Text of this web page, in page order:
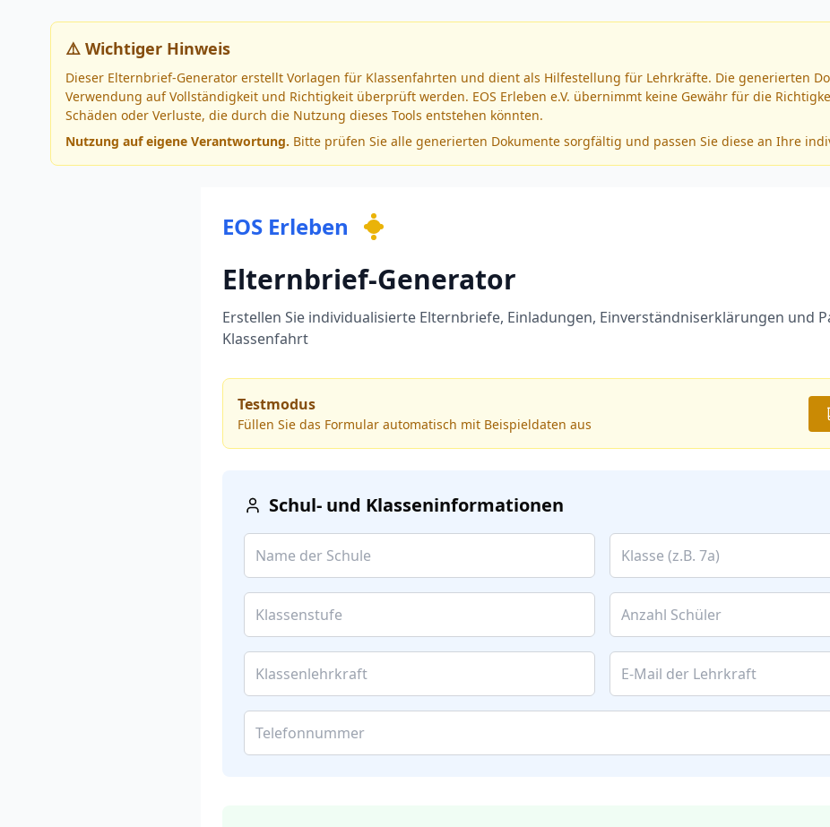
⚠️ Wichtiger Hinweis
Dieser Elternbrief-Generator erstellt Vorlagen für Klassenfahrten und dient als Hilfestellung für Lehrkräfte. Die generierten
Verwendung auf Vollständigkeit und Richtigkeit überprüft werden. EOS Erleben e.V. übernimmt keine Gewähr für die
Schäden oder Verluste, die durch die Nutzung dieses Tools entstehen könnten.
Nutzung auf eigene Verantwortung. Bitte prüfen Sie alle generierten Dokumente sorgfältig und passen Sie diese an Ihre
EOS Erleben
Elternbrief-Generator
Erstellen Sie individualisierte Elternbriefe, Einladungen, Einverständniserklärungen und
Klassenfahrt
Testmodus
Füllen Sie das Formular automatisch mit Beispieldaten aus
Schul- und Klasseninformationen